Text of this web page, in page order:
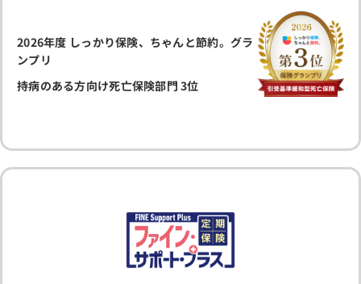
2026年度 しっかり保険、ちゃんと節約。グラ
ンプリ
持病のある方向け死亡保険部門 3位